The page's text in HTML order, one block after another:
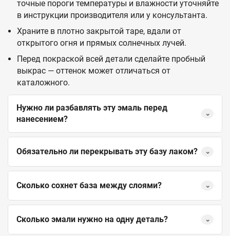
точные пороги температуры и влажности уточняйте
в инструкции производителя или у консультанта.
Храните в плотно закрытой таре, вдали от
открытого огня и прямых солнечных лучей.
Перед покраской всей детали сделайте пробный
выкрас — оттенок может отличаться от
каталожного.
Нужно ли разбавлять эту эмаль перед
нанесением?
⌄
Обязательно ли перекрывать эту базу лаком? ⌄
Сколько сохнет база между слоями? ⌄
Сколько эмали нужно на одну деталь? ⌄